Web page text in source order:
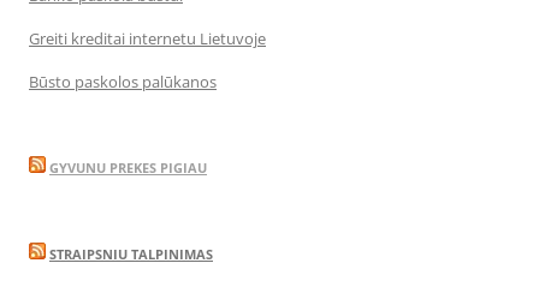
Greiti kreditai internetu Lietuvoje
Būsto paskolos palūkanos
GYVUNU PREKES PIGIAU
STRAIPSNIU TALPINIMAS